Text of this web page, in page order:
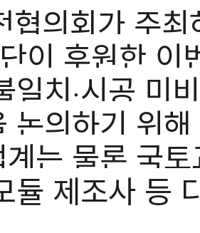
협의회가 주
이 후원한
일치·시공 미
논의하기 위
는 물론 국
듈 제조사 등